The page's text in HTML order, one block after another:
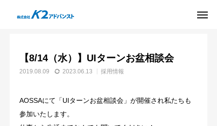
お知らせ 採用情報
【8/14（水）】UIターンお盆相談会
2019.08.09 2023.06.13 採用情報
AOSSAにて「UIターンお盆相談会」が開催され私たちも
参加いたします。
友だち追加 お問い合わせ
パッケージ